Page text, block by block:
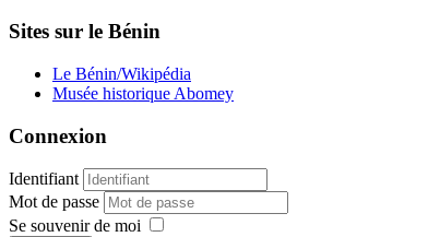
Sites sur le Bénin
Le Bénin/Wikipédia
Musée historique Abomey
Connexion
Identifiant
Mot de passe
Se souvenir de moi